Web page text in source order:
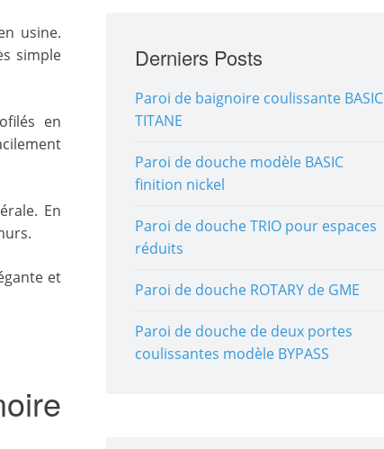
usine.
simple
en
En
et
Derniers Posts
Paroi de baignoire coulissante BASIC
TITANE
Paroi de douche modèle BASIC
finition nickel
Paroi de douche TRIO pour espaces
réduits
Paroi de douche ROTARY de GME
Paroi de douche de deux portes
coulissantes modèle BYPASS